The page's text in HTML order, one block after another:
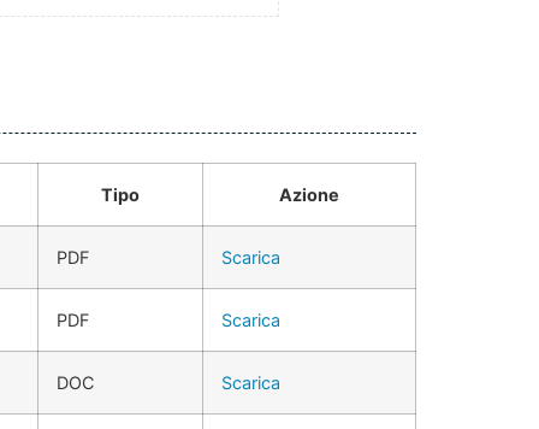
Tipo Azione
PDF Scarica
PDF Scarica
DOC Scarica